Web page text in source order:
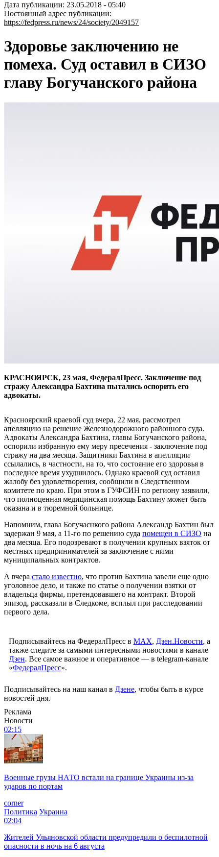
Дата публикации: 23.05.2018 - 05:40
Постоянный адрес публикации:
https://fedpress.ru/news/24/society/2049157
Здоровье заключению не
помеха. Суд оставил в СИЗО
главу Богучанского района
КРАСНОЯРСК, 23 мая, ФедералПресс. Заключение под
стражу Александра Бахтина пытались оспорить его
адвокаты.
Красноярский краевой суд вчера, 22 мая, рассмотрел
апелляцию на решение Железнодорожного районного суда.
Адвокаты Александра Бахтина, главы Богучанского района,
оспорили избранную ему меру пресечения - заключение под
стражу на два месяца. Защитники Бахтина в апелляции
ссылались, в частности, на то, что состояние его здоровья в
последнее время ухудшилось. Однако краевой суд оставил
жалобу без удовлетворения, сообщили в Следственном
комитете по краю. При этом в ГУФСИН по региону заявили,
что полноценная медицинская помощь Бахтину может быть
оказана и в тюремной больнице.
Напомним, глава Богучаснкого района Александр Бахтин был
задержан 9 мая, а 11-го по решению суда помещен в СИЗО на
два месяца. Его подозревают в получении крупных взяток от
местных предпринимателей за заключение с ними
муниципальных контрактов.
А вчера стало известно, что против Бахтина завели еще одно
уголовное дело, и также по статье о получении взятки от
владельца фирмы, претендовавшего на контракт. Второй
эпизод, рассказали в Следкоме, всплыл при расследовании
первого дела.
Подписывайтесь на ФедералПресс в МАХ, Дзен.Новости, а
также следите за самыми интересными новостями в канале
Дзен. Все самое важное и оперативное — в telegram-канале
«ФедералПресс».
Подписывайтесь на наш канал в Дзене, чтобы быть в курсе
новостей дня.
Реклама
Новости
02:15
Военные грузы НАТО встали на границе Украины из-за
ударов по портам
corner
Политика Украина
02:04
Жителей Ульяновской области предупредили о беспилотной
опасности в ночь на 6 августа